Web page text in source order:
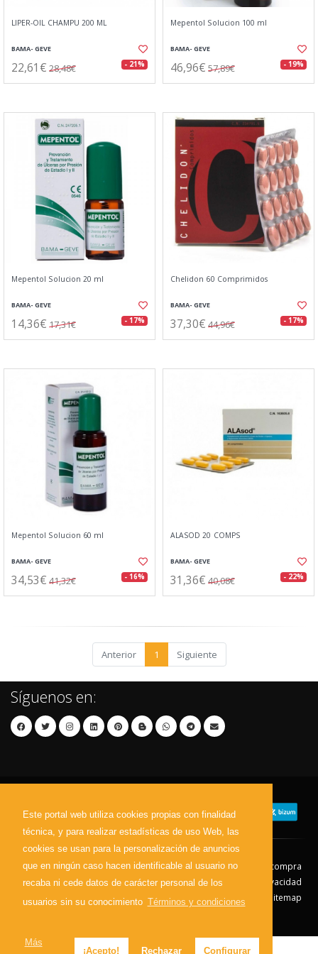
Este portal web utiliza cookies propias con finalidad
técnica, y para realizar estadísticas de uso Web, las
cookies se usan para la personalización de anuncios
que en ningún caso hacen identificable al usuario no
recaba ni cede datos de carácter personal de los
usuarios sin su conocimiento Términos y condiciones
Más
¡Acepto!
Rechazar Configurar
LIPER-OIL CHAMPU 200 ML
BAMA- GEVE
22,61€ 28,48€ - 21%
Mepentol Solucion 100 ml
BAMA- GEVE
46,96€ 57,89€ - 19%
Mepentol Solucion 20 ml
BAMA- GEVE
14,36€ 17,31€ - 17%
Chelidon 60 Comprimidos
BAMA- GEVE
37,30€ 44,96€ - 17%
Mepentol Solucion 60 ml
BAMA- GEVE
34,53€ 41,32€ - 16%
ALASOD 20 COMPS
BAMA- GEVE
31,36€ 40,08€ - 22%
Anterior 1 Siguiente
Síguenos en:
Contacto Aviso Legal
Condiciones de compra
Política de envíos
Política de devolución
Política de Privacidad
Política de Cookies
Sitemap